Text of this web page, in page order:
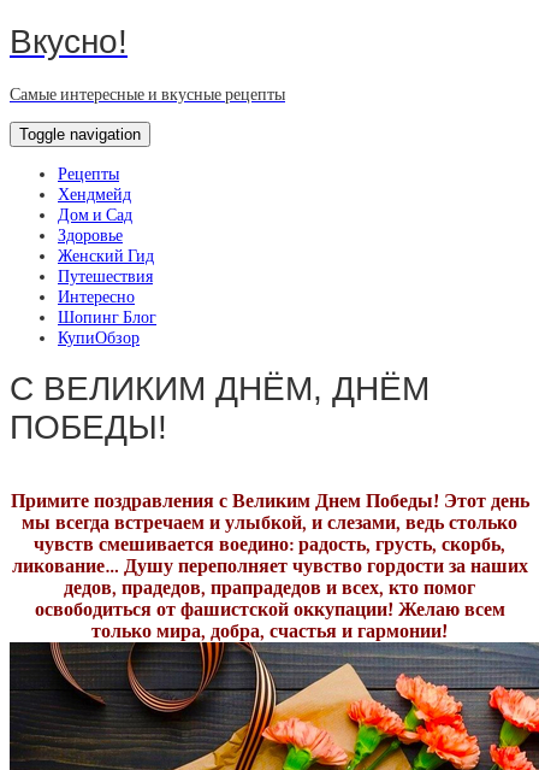
Вкусно!
Самые интересные и вкусные рецепты
Toggle navigation
Рецепты
Хендмейд
Дом и Сад
Здоровье
Женский Гид
Путешествия
Интересно
Шопинг Блог
КупиОбзор
С ВЕЛИКИМ ДНЁМ, ДНЁМ
ПОБЕДЫ!
Примите поздравления с Великим Днем Победы! Этот день
мы всегда встречаем и улыбкой, и слезами, ведь столько
чувств смешивается воедино: радость, грусть, скорбь,
ликование… Душу переполняет чувство гордости за наших
дедов, прадедов, прапрадедов и всех, кто помог
освободиться от фашистской оккупации! Желаю всем
только мира, добра, счастья и гармонии!